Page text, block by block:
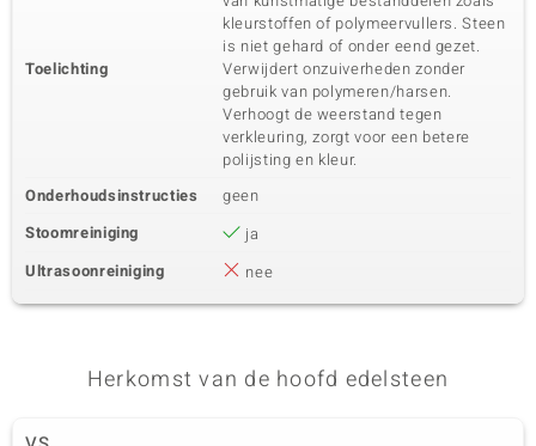
Toelichting
kleurstoffen of polymeervullers. Steen
is niet gehard of onder eend gezet.
Verwijdert onzuiverheden zonder
gebruik van polymeren/harsen.
Verhoogt de weerstand tegen
verkleuring, zorgt voor een betere
polijsting en kleur.
Onderhoudsinstructies
geen
Stoomreiniging
ja
Ultrasoonreiniging
nee
Herkomst van de hoofd edelsteen